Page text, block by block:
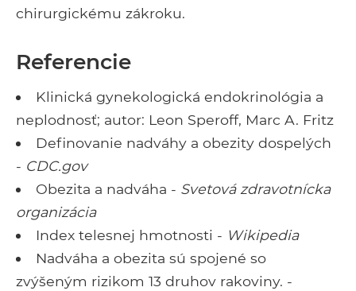
chirurgickému zákroku.
Referencie
Klinická gynekologická endokrinológia a
neplodnosť; autor: Leon Speroff, Marc A. Fritz
Definovanie nadváhy a obezity dospelých
- CDC.gov
Obezita a nadváha - Svetová zdravotnícka
organizácia
Index telesnej hmotnosti - Wikipedia
Nadváha a obezita sú spojené so
zvýšeným rizikom 13 druhov rakoviny. -